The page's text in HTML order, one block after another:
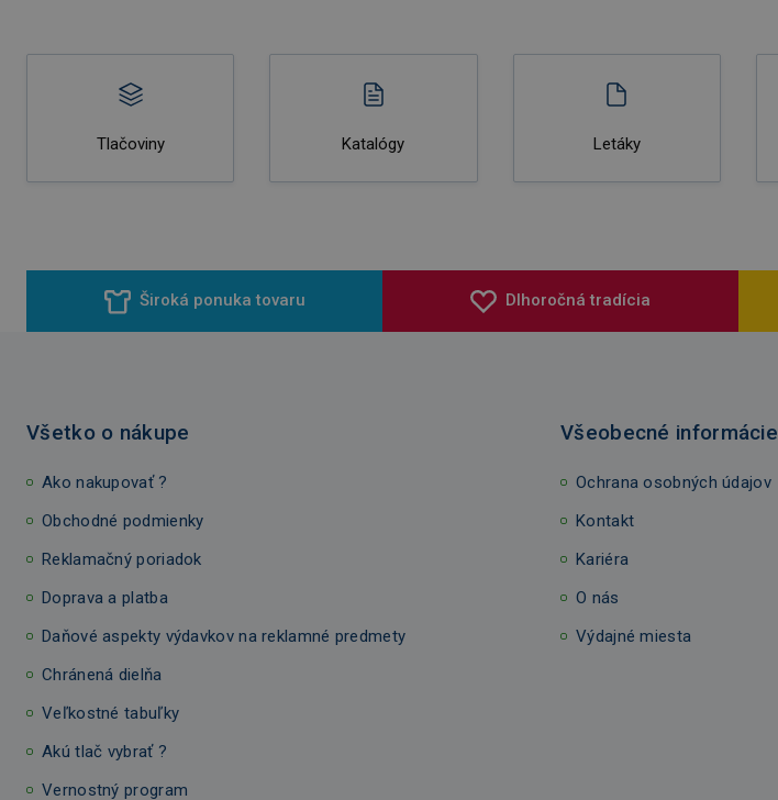
Tlačoviny Katalógy Letáky
Široká ponuka tovaru Dlhoročná tradícia
Všetko o nákupe
Ako nakupovať ?
Obchodné podmienky
Reklamačný poriadok
Doprava a platba
Daňové aspekty výdavkov na reklamné predmety
Chránená dielňa
Veľkostné tabuľky
Akú tlač vybrať ?
Vernostný program
Všeobecné informácie
Ochrana osobných údajov
Kontakt
Kariéra
O nás
Výdajné miesta